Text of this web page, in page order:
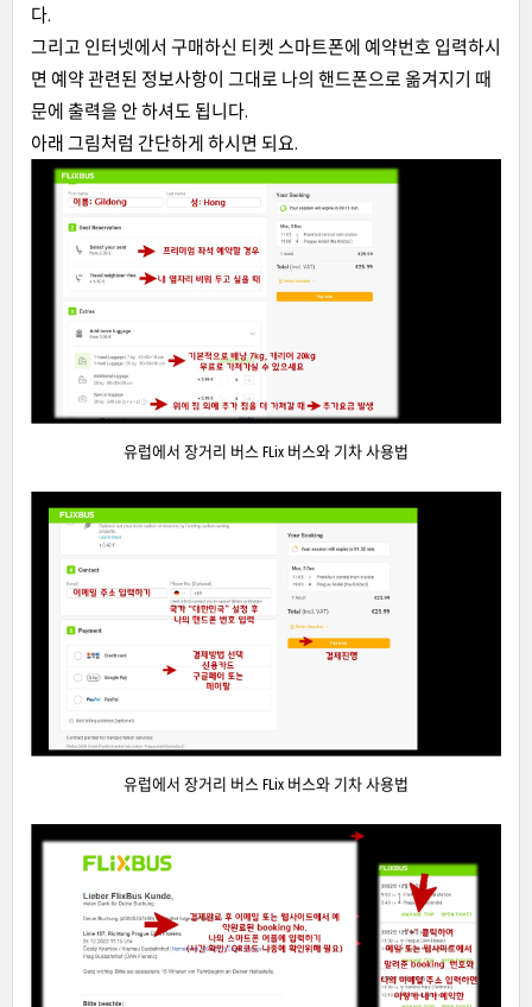
다.
그리고 인터넷에서 구매하신 티켓 스마트폰에 예약번호 입력하시
면 예약 관련된 정보사항이 그대로 나의 핸드폰으로 옮겨지기 때
문에 출력을 안 하셔도 됩니다.
아래 그림처럼 간단하게 하시면 되요.
유럽에서 장거리 버스 FLix 버스와 기차 사용법
유럽에서 장거리 버스 FLix 버스와 기차 사용법